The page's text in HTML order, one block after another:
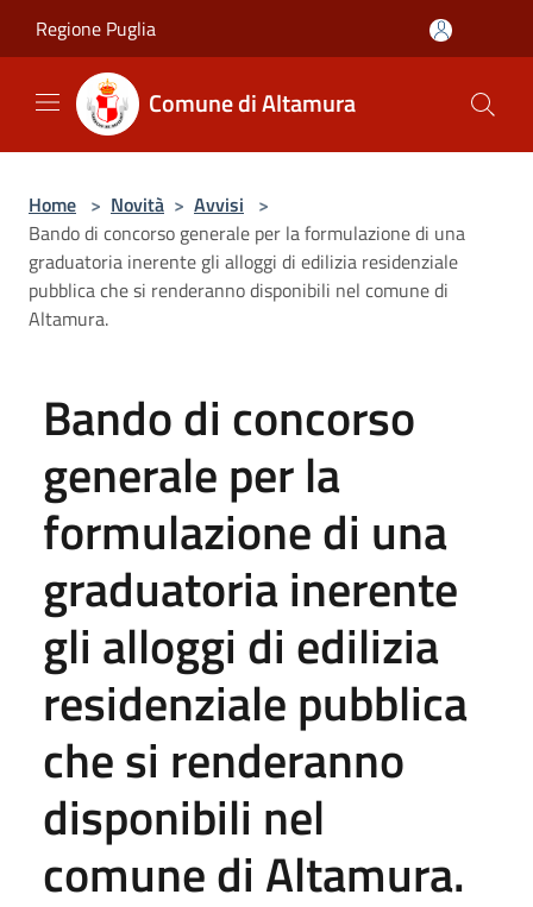
Regione Puglia
Comune di Altamura
Home > Novità > Avvisi >
Bando di concorso generale per la formulazione di una
graduatoria inerente gli alloggi di edilizia residenziale
pubblica che si renderanno disponibili nel comune di
Altamura.
Bando di concorso
generale per la
formulazione di una
graduatoria inerente
gli alloggi di edilizia
residenziale pubblica
che si renderanno
disponibili nel
comune di Altamura.